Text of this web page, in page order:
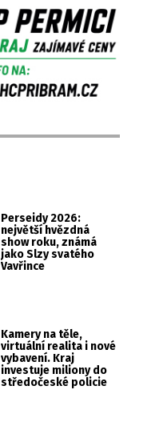
Perseidy 2026:
největší hvězdná
show roku, známá
jako Slzy svatého
Vavřince
Kamery na těle,
virtuální realita i nové
vybavení. Kraj
investuje miliony do
středočeské policie